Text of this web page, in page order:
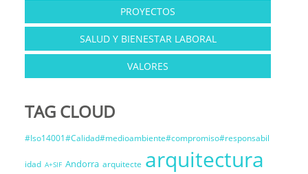
PROYECTOS
SALUD Y BIENESTAR LABORAL
VALORES
TAG CLOUD
#Iso14001#Calidad#medioambiente#compromiso#responsabil
idad A+SIF Andorra arquitecte arquitectura